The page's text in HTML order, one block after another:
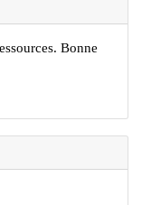
Bonne